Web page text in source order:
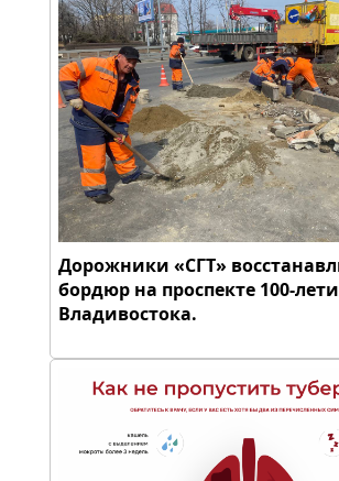
Дорожники «СГТ»
бордюр на проспекте 100-
Владивостока.